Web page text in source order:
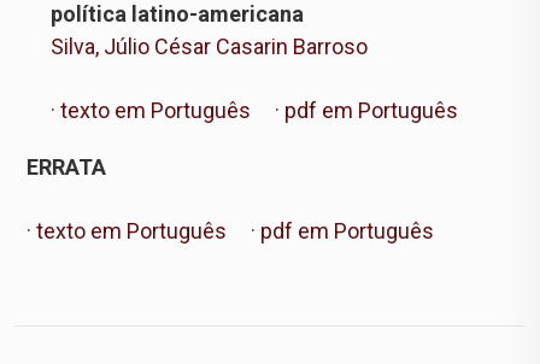
política latino-americana
Silva, Júlio César Casarin Barroso
· texto em Português · pdf em Português
ERRATA
· texto em Português · pdf em Português